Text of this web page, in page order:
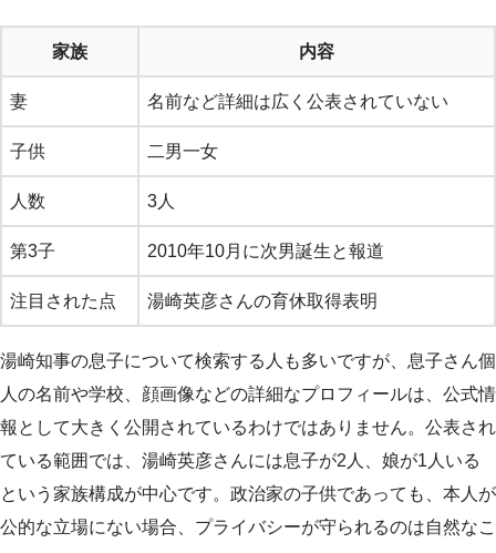
家族 内容
妻 名前など詳細は広く公表されていない
子供 二男一女
人数 3人
第3子 2010年10月に次男誕生と報道
注目された点 湯崎英彦さんの育休取得表明
湯崎知事の息子について検索する人も多いですが、息子さん個
人の名前や学校、顔画像などの詳細なプロフィールは、公式情
報として大きく公開されているわけではありません。公表され
ている範囲では、湯崎英彦さんには息子が2人、娘が1人いる
という家族構成が中心です。政治家の子供であっても、本人が
公的な立場にない場合、プライバシーが守られるのは自然なこ